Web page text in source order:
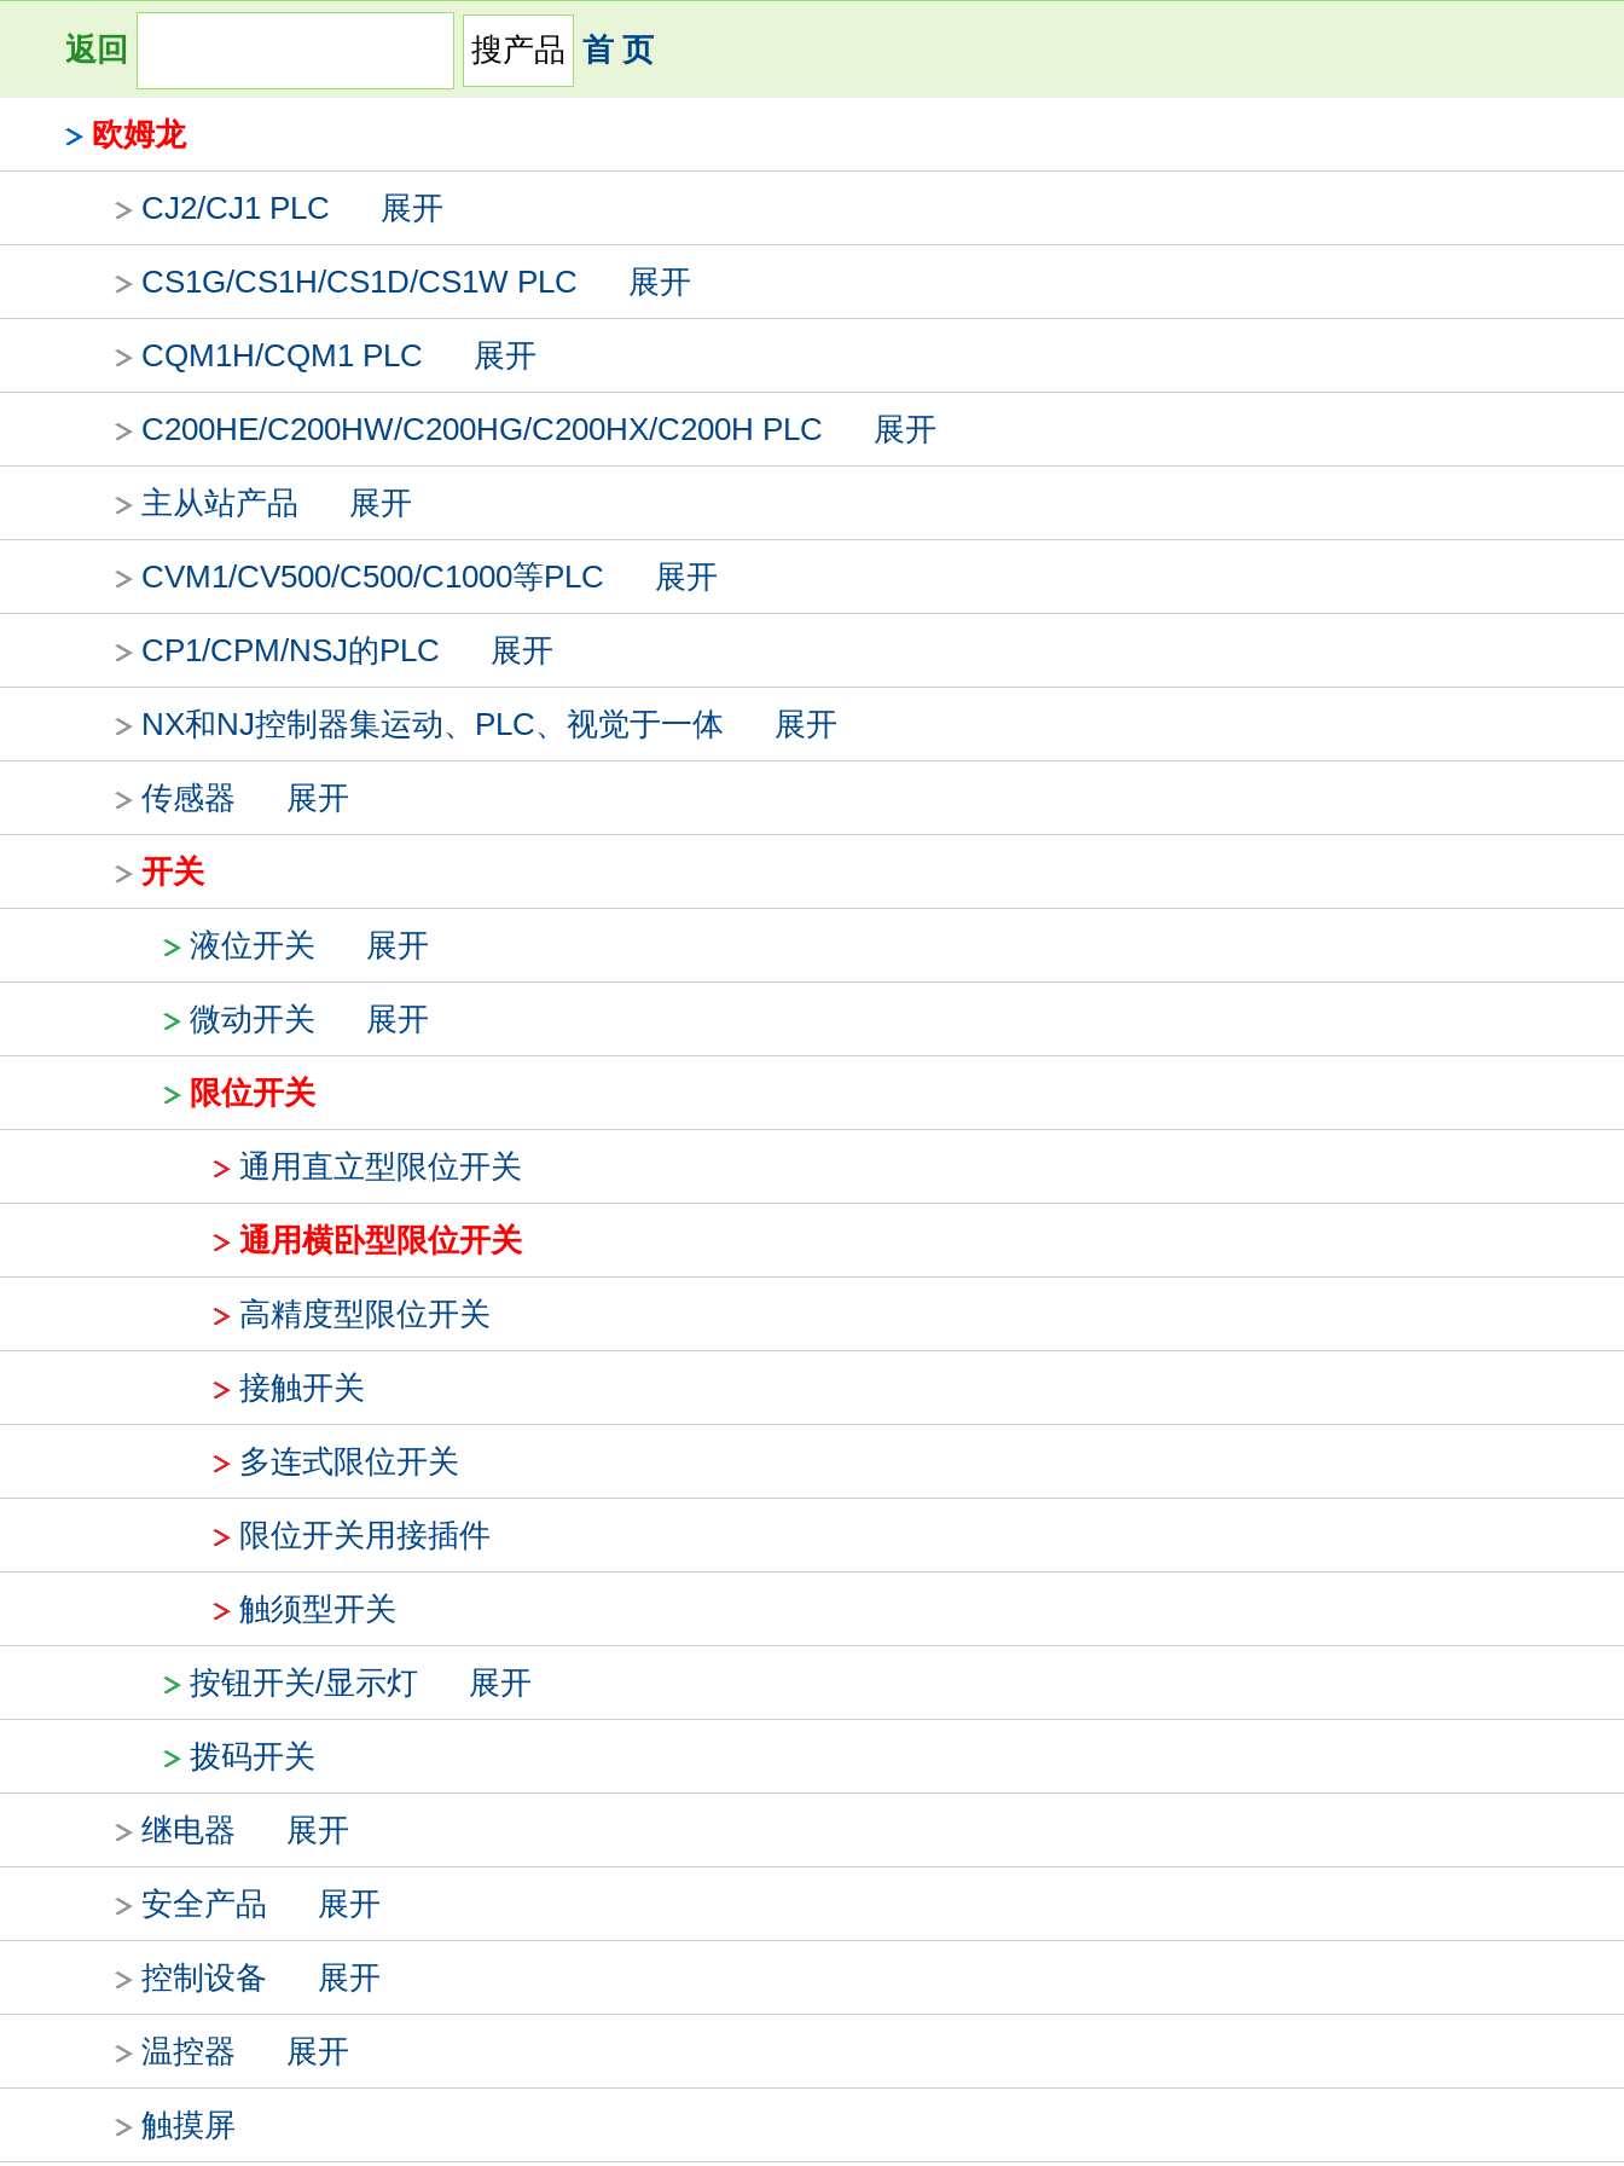
返回 首 页
欧姆龙
CJ2/CJ1 PLC 展开
CS1G/CS1H/CS1D/CS1W PLC 展开
CQM1H/CQM1 PLC 展开
C200HE/C200HW/C200HG/C200HX/C200H PLC 展开
主从站产品 展开
CVM1/CV500/C500/C1000等PLC 展开
CP1/CPM/NSJ的PLC 展开
NX和NJ控制器集运动、PLC、视觉于一体 展开
传感器 展开
开关
液位开关 展开
微动开关 展开
限位开关
通用直立型限位开关
通用横卧型限位开关
高精度型限位开关
接触开关
多连式限位开关
限位开关用接插件
触须型开关
按钮开关/显示灯 展开
拨码开关
继电器 展开
安全产品 展开
控制设备 展开
温控器 展开
触摸屏